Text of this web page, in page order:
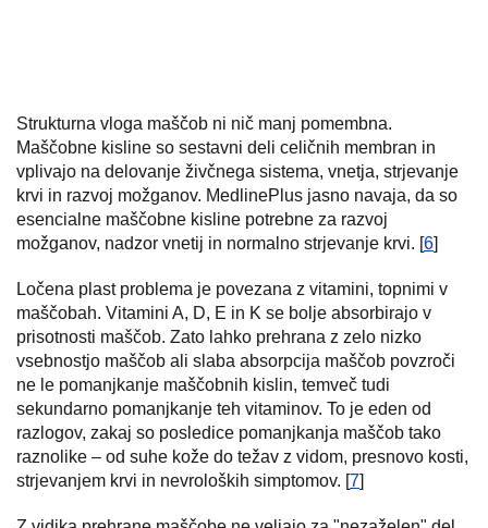
Strukturna vloga maščob ni nič manj pomembna.
Maščobne kisline so sestavni deli celičnih membran in
vplivajo na delovanje živčnega sistema, vnetja, strjevanje
krvi in razvoj možganov. MedlinePlus jasno navaja, da so
esencialne maščobne kisline potrebne za razvoj
možganov, nadzor vnetij in normalno strjevanje krvi. [6]
Ločena plast problema je povezana z vitamini, topnimi v
maščobah. Vitamini A, D, E in K se bolje absorbirajo v
prisotnosti maščob. Zato lahko prehrana z zelo nizko
vsebnostjo maščob ali slaba absorpcija maščob povzroči
ne le pomanjkanje maščobnih kislin, temveč tudi
sekundarno pomanjkanje teh vitaminov. To je eden od
razlogov, zakaj so posledice pomanjkanja maščob tako
raznolike – od suhe kože do težav z vidom, presnovo kosti,
strjevanjem krvi in nevroloških simptomov. [7]